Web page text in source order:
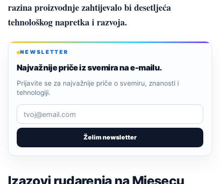
razina proizvodnje zahtijevalo bi desetljeća
tehnološkog napretka i razvoja.
NEWSLETTER
Najvažnije priče iz svemira na e-mailu.
Želim newsletter
Prijavite se za najvažnije priče o svemiru, znanosti i
tehnologiji.
Izazovi rudarenja na Mjesecu